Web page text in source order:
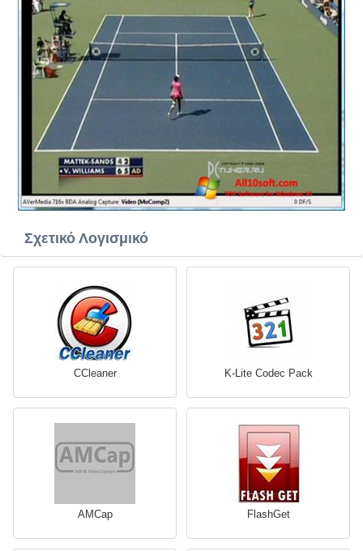
Σχετικό Λογισμικό
CCleaner K-Lite Codec Pack
AMCap FlashGet